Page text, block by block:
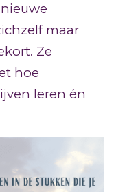
maar
Ze
hoe
leren én